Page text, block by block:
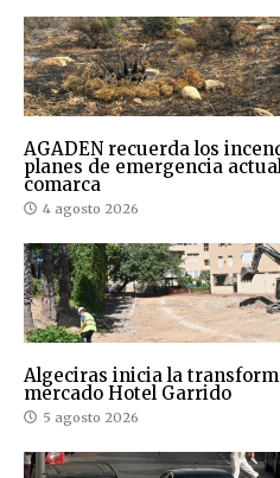
AGADEN recuerda los
planes de emergencia
comarca
4 agosto 2026
Algeciras inicia la
mercado Hotel Garrido
5 agosto 2026